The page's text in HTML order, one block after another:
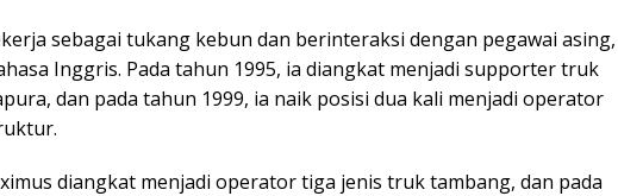
sebagai tukang kebun dan berinteraksi dengan pegawai asing,
Inggris. Pada tahun 1995, ia diangkat menjadi supporter truk
dan pada tahun 1999, ia naik posisi dua kali menjadi operator
diangkat menjadi operator tiga jenis truk tambang, dan pada